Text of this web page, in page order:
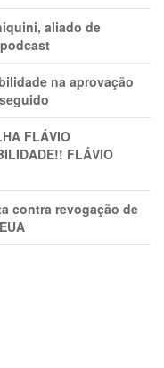
aliado de
na aprovação
FLÁVIO
FLÁVIO
contra revogação de